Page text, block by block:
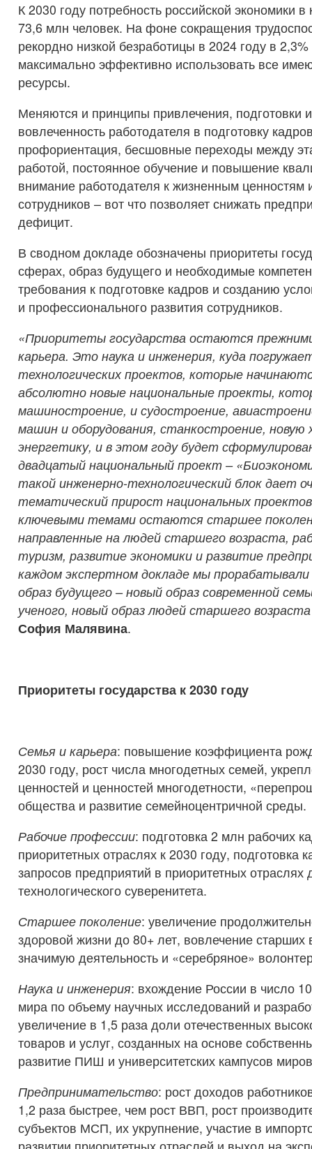
К 2030 году потребность российской экономики
73,6 млн человек. На фоне сокращения
рекордно низкой безработицы в 2024 году в
максимально эффективно использовать все
ресурсы.
Меняются и принципы привлечения, подготовки
вовлеченность работодателя в подготовку
профориентация, бесшовные переходы между
работой, постоянное обучение и повышение
внимание работодателя к жизненным ценностям
сотрудников – вот что позволяет снижать
дефицит.
В сводном докладе обозначены приоритеты
сферах, образ будущего и необходимые
требования к подготовке кадров и созданию
и профессионального развития сотрудников.
«Приоритеты государства остаются
карьера. Это наука и инженерия, куда
технологических проектов, которые
абсолютно новые национальные проекты,
машиностроение, и судостроение,
машин и оборудования, станкостроение, новую
энергетику, и в этом году будет
двадцатый национальный проект –
такой инженерно-технологический блок дает
тематический прирост национальных
ключевыми темами остаются старшее
направленные на людей старшего возраста,
туризм, развитие экономики и развитие
каждом экспертном докладе мы
образ будущего – новый образ современной
ученого, новый образ людей старшего
София Малявина.
Приоритеты государства к 2030 году
Семья и карьера: повышение коэффициента
2030 году, рост числа многодетных семей,
ценностей и ценностей многодетности,
общества и развитие семейноцентричной среды.
Рабочие профессии: подготовка 2 млн рабочих
приоритетных отраслях к 2030 году, подготовка
запросов предприятий в приоритетных отраслях
технологического суверенитета.
Старшее поколение: увеличение
здоровой жизни до 80+ лет, вовлечение старших
значимую деятельность и «серебряное»
Наука и инженерия: вхождение России в число
мира по объему научных исследований и
увеличение в 1,5 раза доли отечественных
товаров и услуг, созданных на основе
развитие ПИШ и университетских кампусов
Предпринимательство: рост доходов
1,2 раза быстрее, чем рост ВВП, рост
субъектов МСП, их укрупнение, участие в